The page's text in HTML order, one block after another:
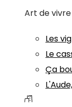
Art de vivre
Les
Le
Ça